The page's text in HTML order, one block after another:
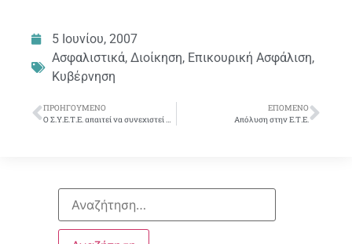
5 Ιουνίου, 2007
Ασφαλιστικά, Διοίκηση, Επικουρική Ασφάλιση,
Κυβέρνηση
ΠΡΟΗΓΟΎΜΕΝΟ
Ο Σ.Υ.Ε.Τ.Ε. απαιτεί να συνεχιστεί η ασφάλιση των νέων συναδέλφων στο Λογαριασμό Επικούρησης της Ε.Τ.Ε.
ΕΠΌΜΕΝΟ
Απόλυση στην Ε.Τ.Ε.